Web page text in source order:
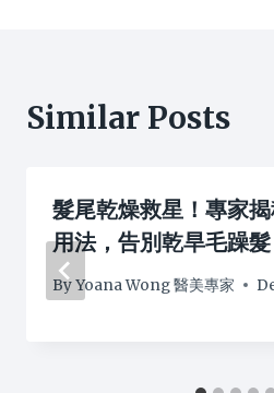
Similar Posts
髮尾乾燥救星！專家
用法，告別乾旱毛躁髮
ByYoana Wong 醫美專家